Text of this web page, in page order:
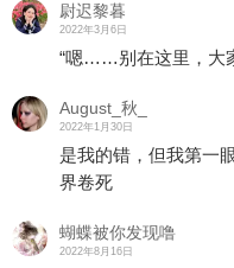
尉迟黎暮
2022年3月6日
“嗯……别在这里，大
August_秋_
2022年1月30日
是我的错，但我第一
界卷死
蝴蝶被你发现噜
2022年8月16日